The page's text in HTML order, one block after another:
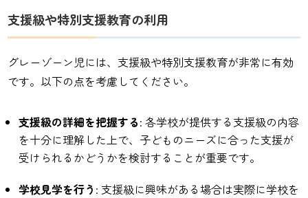
支援級や特別支援教育の利用
グレーゾーン児には、支援級や特別支援教育が非常に有効
です。以下の点を考慮してください。
支援級の詳細を把握する: 各学校が提供する支援級の内容
を十分に理解した上で、子どものニーズに合った支援が
受けられるかどうかを検討することが重要です。
学校見学を行う : 支援級に興味がある場合は実際に学校を